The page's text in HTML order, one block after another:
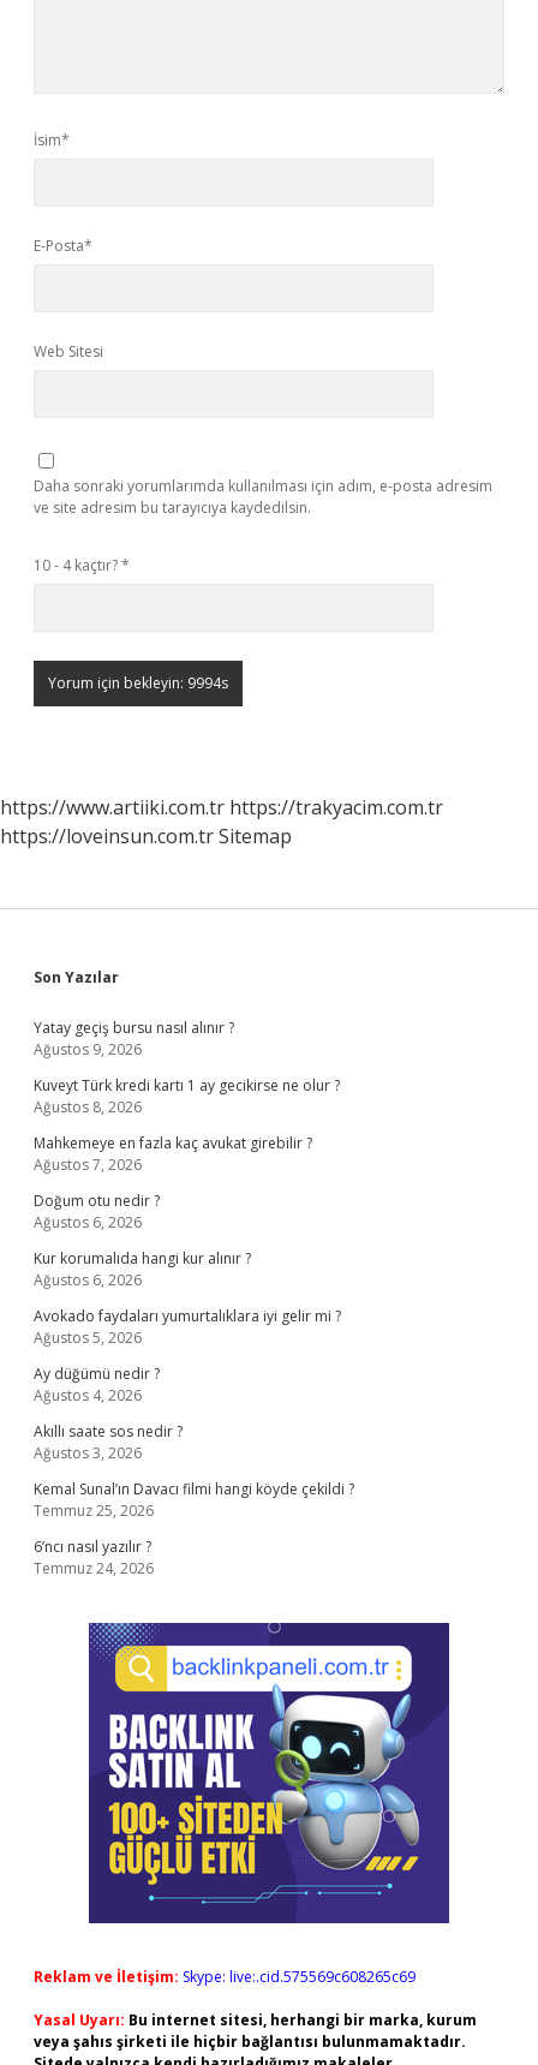
İsim*
E-Posta*
Web Sitesi
Daha sonraki yorumlarımda kullanılması için adım, e-posta adresim
ve site adresim bu tarayıcıya kaydedilsin.
10 - 4 kaçtır?*
https://www.artiiki.com.tr https://trakyacim.com.tr
https://loveinsun.com.trSitemap
Sidebar
Son Yazılar
Yatay geçiş bursu nasıl alınır ?
Ağustos 9, 2026
Kuveyt Türk kredi kartı 1 ay gecikirse ne olur ?
Ağustos 8, 2026
Mahkemeye en fazla kaç avukat girebilir ?
Ağustos 7, 2026
Doğum otu nedir ?
Ağustos 6, 2026
Kur korumalıda hangi kur alınır ?
Ağustos 6, 2026
Avokado faydaları yumurtalıklara iyi gelir mi ?
Ağustos 5, 2026
Ay düğümü nedir ?
Ağustos 4, 2026
Akıllı saate sos nedir ?
Ağustos 3, 2026
Kemal Sunal’ın Davacı filmi hangi köyde çekildi ?
Temmuz 25, 2026
6’ncı nasıl yazılır ?
Temmuz 24, 2026
Reklam ve İletişim: Skype: live:.cid.575569c608265c69
Yasal Uyarı: Bu internet sitesi, herhangi bir marka, kurum
veya şahıs şirketi ile hiçbir bağlantısı bulunmamaktadır.